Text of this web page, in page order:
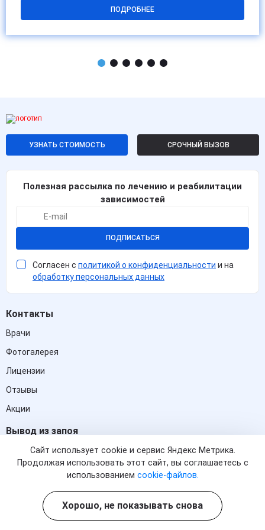
ПОДРОБНЕЕ
УЗНАТЬ СТОИМОСТЬ СРОЧНЫЙ ВЫЗОВ
Полезная рассылка по лечению и реабилитации
зависимостей
ПОДПИСАТЬСЯ
Согласен с политикой о конфиденциальности и на
обработку персональных данных
Контакты
Врачи
Фотогалерея
Лицензии
Отзывы
Акции
Вывод из запоя
В стационаре
Нарколог на дом
Капельница от похмелья
Сайт использует cookie и сервис Яндекс Метрика.
Продолжая использовать этот сайт, вы соглашаетесь с
использованием cookie-файлов.
Хорошо, не показывать снова